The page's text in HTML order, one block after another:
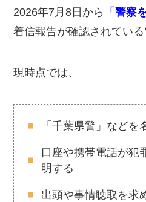
2026年7月8日から
「警察
着信報告が確認されている
現時点では、
「千葉県警」などを
口座や携帯電話が犯
明する
出頭や事情聴取を求